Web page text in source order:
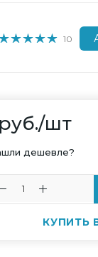
10
руб./шт
дешевле?
КУПИТЬ